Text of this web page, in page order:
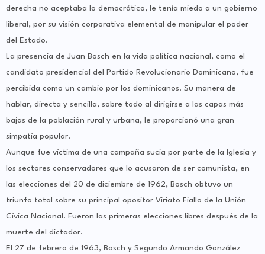
derecha no aceptaba lo democrático, le tenía miedo a un gobierno
liberal, por su visión corporativa elemental de manipular el poder
del Estado.
La presencia de Juan Bosch en la vida política nacional, como el
candidato presidencial del Partido Revolucionario Dominicano, fue
percibida como un cambio por los dominicanos. Su manera de
hablar, directa y sencilla, sobre todo al dirigirse a las capas más
bajas de la población rural y urbana, le proporcionó una gran
simpatía popular.
Aunque fue víctima de una campaña sucia por parte de la Iglesia y
los sectores conservadores que lo acusaron de ser comunista, en
las elecciones del 20 de diciembre de 1962, Bosch obtuvo un
triunfo total sobre su principal opositor Viriato Fiallo de la Unión
Cívica Nacional. Fueron las primeras elecciones libres después de la
muerte del dictador.
El 27 de febrero de 1963, Bosch y Segundo Armando González